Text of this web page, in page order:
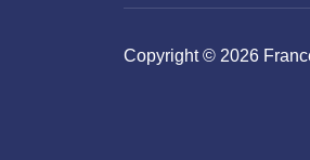
Copyright © 2026